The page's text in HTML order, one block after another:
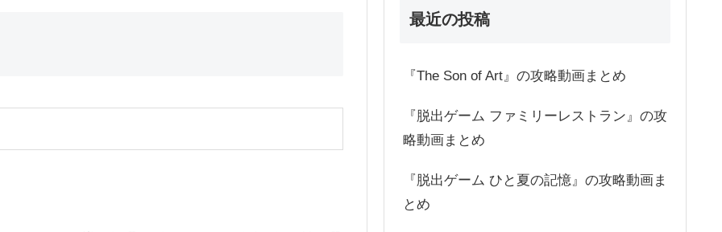
最近の投稿
『The Son of Art』の攻略動画まとめ
『脱出ゲーム ファミリーレストラン』の攻
略動画まとめ
『脱出ゲーム ひと夏の記憶』の攻略動画ま
とめ